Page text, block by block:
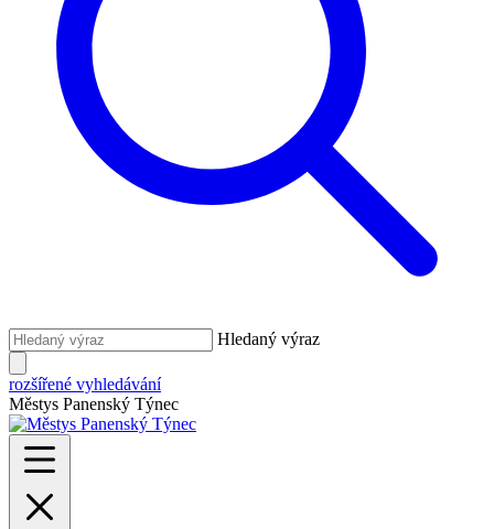
Hledaný výraz
rozšířené vyhledávání
Městys Panenský Týnec